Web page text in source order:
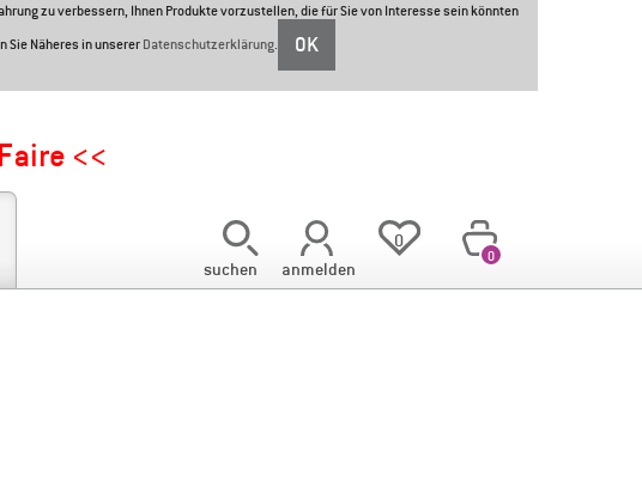
zu verbessern, Ihnen Produkte vorzustellen, die für Sie von Interesse sein könnten
Sie Näheres in unsererDatenschutzerklärung. OK
<<
suchen anmelden
0
0